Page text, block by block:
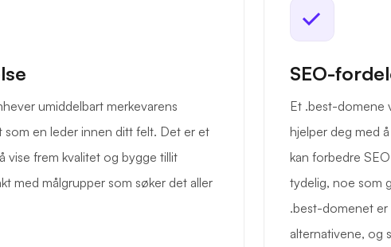
umiddelbart merkevarens
en leder innen ditt felt. Det er et
vise frem kvalitet og bygge tillit
med målgrupper som søker det aller
SEO-
Et .best-domene
hjelper deg med
kan forbedre
tydelig, noe som
.best-domenet er
alternativene, og